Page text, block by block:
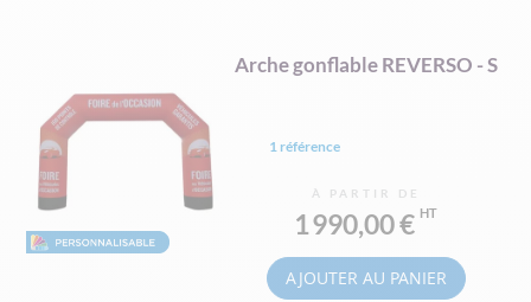
Arche gonflable REVERSO - S
1 référence
À PARTIR DE
1 990,00 €
AJOUTER AU PANIER